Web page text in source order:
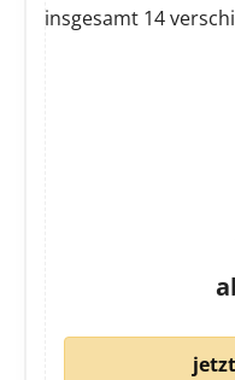
insgesamt 14